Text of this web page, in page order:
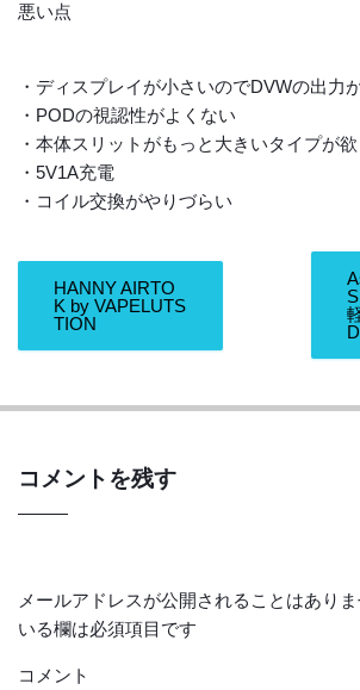
悪い点
・ディスプレイが小さいのでDVWの出力
・PODの視認性がよくない
・本体スリットがもっと大きいタイプが
・5V1A充電
・コイル交換がやりづらい
HANNY AIRTO
K by VAPELUTS
TION
D
コメントを残す
メールアドレスが公開されることはありま
いる欄は必須項目です
コメント